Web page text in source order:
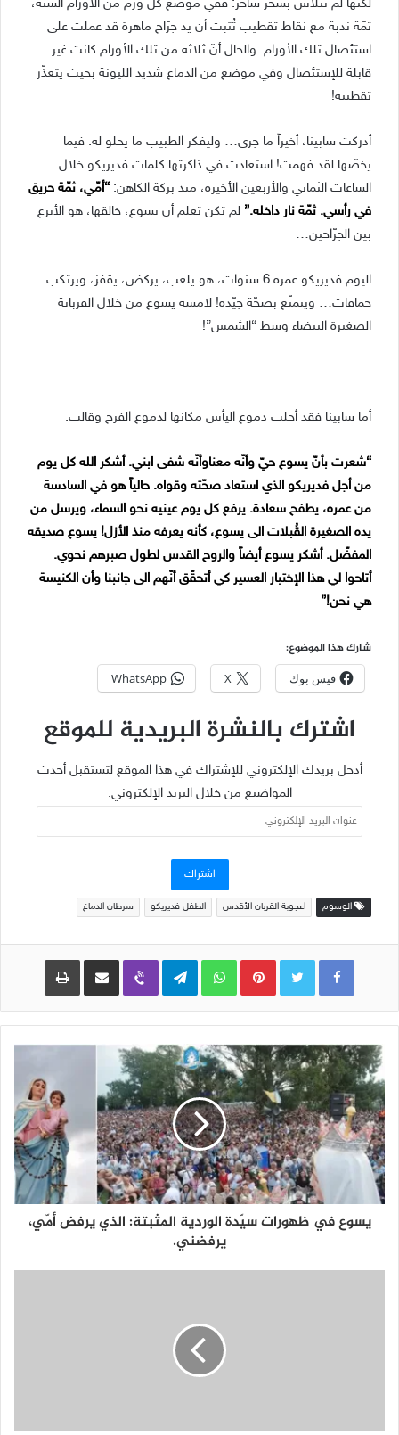
لكنّها لم تتلاشَ بسحر ساحر: ففي موضع كل ورم من الأورام الستّة،
ثمّة ندبة مع نقاط تقطيب تُثبت أن يد جرّاح ماهرة قد عملت على
استئصال تلك الأورام. والحال أنّ ثلاثة من تلك الأورام كانت غير
قابلة للإستئصال وفي موضع من الدماغ شديد الليونة بحيث يتعذّر
تقطيبه!
أدركت سابينا، أخيراً ما جرى… وليفكر الطبيب ما يحلو له. فيما
يخصّها لقد فهمت! استعادت في ذاكرتها كلمات فديريكو خلال
الساعات الثماني والأربعين الأخيرة، منذ بركة الكاهن: “أمّي، ثمّة حريق
في رأسي. ثمّة نار داخله.” لم تكن تعلم أن يسوع، خالقها، هو الأبرع
بين الجرّاحين…
اليوم فديريكو عمره 6 سنوات، هو يلعب، يركض، يقفز، ويرتكب
حماقات… ويتمتّع بصحّة جيّدة! لامسه يسوع من خلال القربانة
الصغيرة البيضاء وسط “الشمس”!
أما سابينا فقد أخلت دموع اليأس مكانها لدموع الفرح وقالت:
“شعرت بأنّ يسوع حيّ وأنّه معناوأنّه شفى ابني. أشكر الله كل يوم
من أجل فديريكو الذي استعاد صحّته وقواه. حالياً هو في السادسة
من عمره، يطفح سعادة. يرفع كل يوم عينيه نحو السماء، ويرسل من
يده الصغيرة القُبلات الى يسوع، كأنه يعرفه منذ الأزل! يسوع صديقه
المفضّل. أشكر يسوع أيضاً والروح القدس لطول صبرهم نحوي.
أتاحوا لي هذا الإختبار العسير كي أتحقّق أنّهم الى جانبنا وأن الكنيسة
هي نحن!”
شارك هذا الموضوع:
فيس بوك X
WhatsApp
اشترك بالنشرة البريدية للموقع
أدخل بريدك الإلكتروني للإشتراك في هذا الموقع لتستقبل أحدث
المواضيع من خلال البريد الإلكتروني.
عنوان
البريد
اشتراك
الوسوم اعجوبة القربان الأقدس الطفل فديريكو سرطان الدماغ
Pinterest
WhatsApp
Telegram
Viber مشاركة عبر البريد طباعة
يسوع في ظهورات سيّدة الوردية المثبتة: الذي يرفض أمّي،
يرفضني.